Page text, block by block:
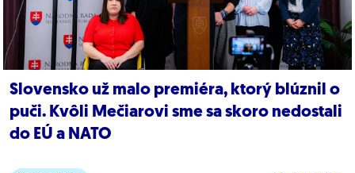
Slovensko už malo premiéra, ktorý blúznil o
puči. Kvôli Mečiarovi sme sa skoro nedostali
do EÚ a NATO